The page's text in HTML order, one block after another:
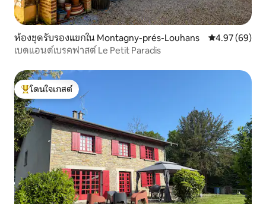
ห้องชุดรับรองแขกใน Montagny-prés-Louhans คะแนนเฉลี่ย
4.97 (69)
เบดแอนด์เบรคฟาสต์ Le Petit Paradis
โดนใจเกสต์ที่สุด
โดนใจเกสต์